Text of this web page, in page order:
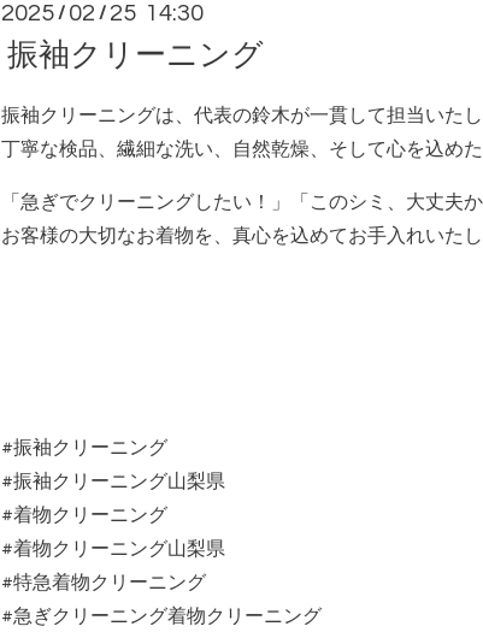
2025 / 02 / 25 14:30
振袖クリーニング
振袖クリーニングは、代表の鈴木が一貫して担当いたし
丁寧な検品、繊細な洗い、自然乾燥、そして心を込め
「急ぎでクリーニングしたい！」「このシミ、大丈夫
お客様の大切なお着物を、真心を込めてお手入れいたし
#振袖クリーニング
#振袖クリーニング山梨県
#着物クリーニング
#着物クリーニング山梨県
#特急着物クリーニング
#急ぎクリーニング着物クリーニング